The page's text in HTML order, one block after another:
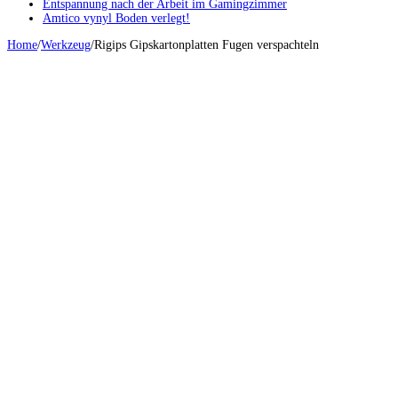
Entspannung nach der Arbeit im Gamingzimmer
Amtico vynyl Boden verlegt!
Home/Werkzeug/Rigips Gipskartonplatten Fugen verspachteln